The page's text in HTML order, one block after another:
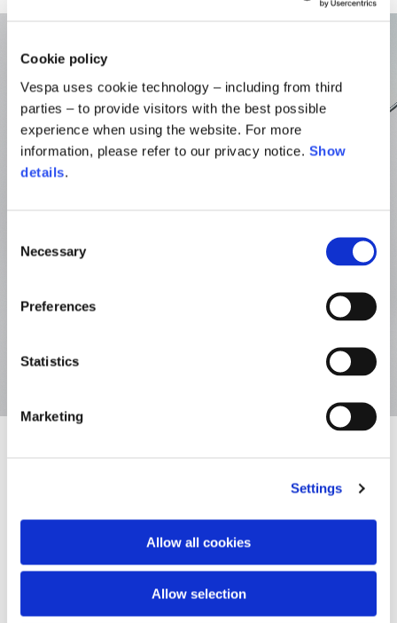
Cookie policy
Vespa uses cookie technology – including from third
parties – to provide visitors with the best possible
experience when using the website. For more
information, please refer to our privacy notice. Show
details.
Selection
Necessary
Preferences
Statistics
Marketing
Settings
Allow all cookies
Allow selection
NEU